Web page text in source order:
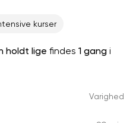
kurser
holdt lige findes 1 gang i
Varighed